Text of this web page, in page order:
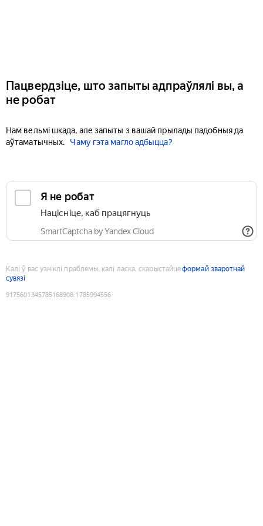
Пацвердзіце, што запыты адпраўлялі вы, а
не робат
Нам вельмі шкада, але запыты з вашай прылады падобныя да
аўтаматычных.
Чаму гэта магло адбыцца?
Я не робат
Націсніце, каб працягнуць
SmartCaptcha by Yandex Cloud
Калі ў вас узніклі праблемы, калі ласка, скарыстайцеформай зваротнай
сувязі
9175601345785168908:1785994556